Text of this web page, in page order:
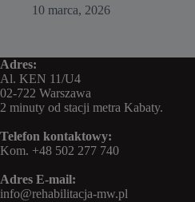
10 marca, 2026
Adres:
Al. KEN 11/U4
02-722 Warszawa
2 minuty od stacji metra Kabaty.
Telefon kontaktowy:
Kom. +48 502 277 740
Adres E-mail:
info@rehabilitacja-mw.pl